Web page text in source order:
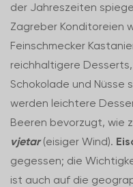
der Jahreszeiten
Zagreber Konditoreien
Feinschmecker
reichhaltigere
Schokolade und Nüsse
werden leichtere
Beeren bevorzugt, wie
vjetar(eisiger Wind).
gegessen; die
ist auch auf die